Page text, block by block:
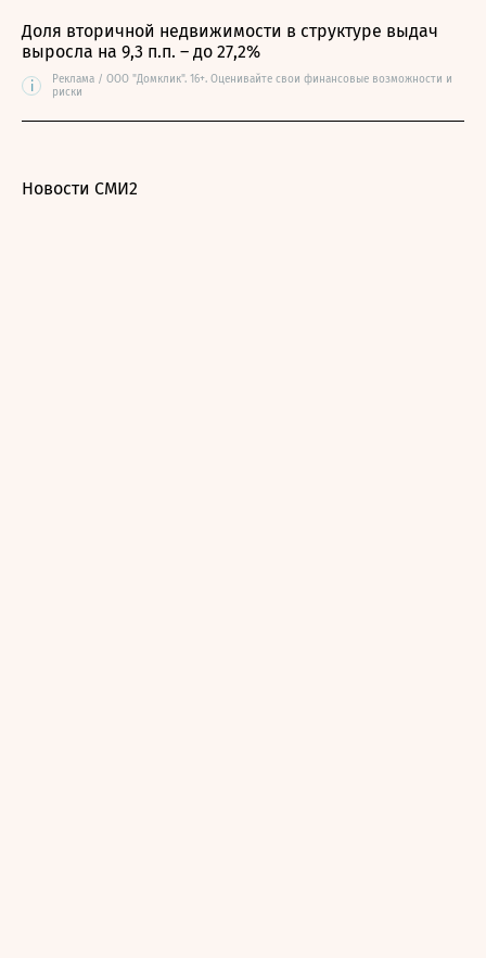
Доля вторичной недвижимости в структуре выдач
выросла на 9,3 п.п. – до 27,2%
i
Реклама / ООО "Домклик". 16+. Оценивайте свои финансовые возможности и
риски
Новости СМИ2